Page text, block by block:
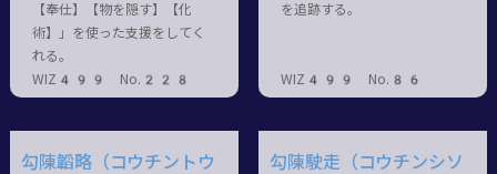
【奉仕】【物を隠す】【化
術】」を使った支援をしてく
れる。
WIZ499 No.228
を追跡する。
WIZ499 No.86
勾陳韜略（コウチントウ
勾陳駛走（コウチンシソ